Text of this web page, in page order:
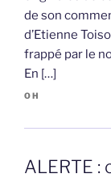
de son
d’Etienne
frappé par le
En […]
OH
ALERTE